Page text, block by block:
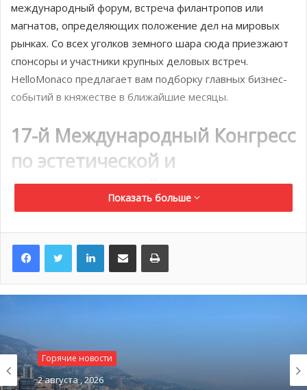
международный форум, встреча филантропов или
магнатов, определяющих положение дел на мировых
рынках. Со всех уголков земного шара сюда приезжают
спонсоры и участники крупных деловых встреч.
HelloMonaco предлагает вам подборку главных бизнес-
событий в княжестве в ближайшие месяцы.
17-й Международный Конгресс
по эстетической и
антивозрастной медицине
Ежегодный конгресс является одним из самых
ожидаемых событий в профессиональной среде,
привлекающим около 12 тысяч участников из более 130
технологии и услуги в рамках 59 научных и 16
презентационных сессий. Конференция, проводимая
под патронажем князя Монако Альбера II, станет
Показать больше
LinkedInПоделиться по электронной почте Распечатать
Горячие новости
2 августа , 2026